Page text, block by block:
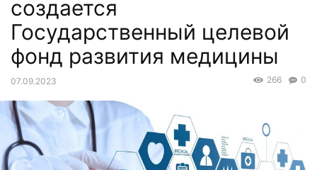
создается
Государственный целевой
фонд развития медицины
07.09.2023 0
266